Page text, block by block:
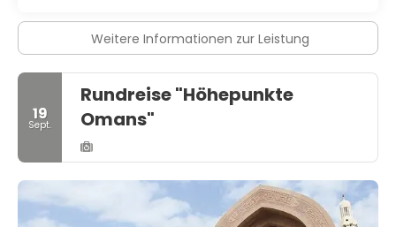
Weitere Informationen zur Leistung
19
Sept.
Rundreise "Höhepunkte
Omans"